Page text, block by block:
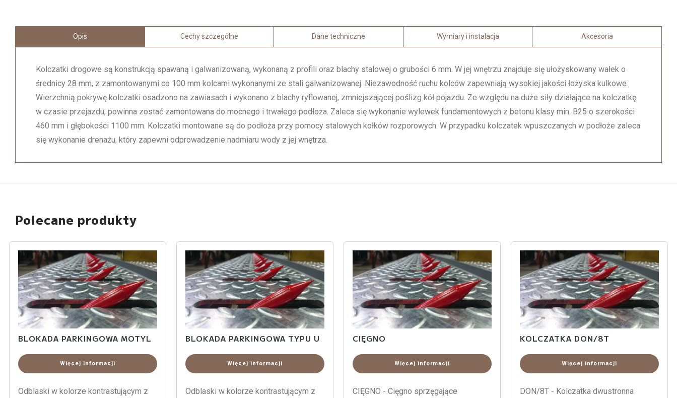
Opis Cechy szczególne Dane techniczne Wymiary i instalacja Akcesoria
Kolczatki drogowe są konstrukcją spawaną i galwanizowaną, wykonaną z profili oraz blachy stalowej o grubości 6 mm. W jej wnętrzu znajduje się ułożyskowany wałek o
średnicy 28 mm, z zamontowanymi co 100 mm kolcami wykonanymi ze stali galwanizowanej. Niezawodność ruchu kolców zapewniają wysokiej jakości łożyska kulkowe.
Wierzchnią pokrywę kolczatki osadzono na zawiasach i wykonano z blachy ryflowanej, zmniejszającej poślizg kół pojazdu. Ze względu na duże siły działające na kolczatkę
w czasie przejazdu, powinna zostać zamontowana do mocnego i trwałego podłoża. Zaleca się wykonanie wylewek fundamentowych z betonu klasy min. B25 o szerokości
460 mm i głębokości 1100 mm. Kolczatki montowane są do podłoża przy pomocy stalowych kołków rozporowych. W przypadku kolczatek wpuszczanych w podłoże zaleca
się wykonanie drenażu, który zapewni odprowadzenie nadmiaru wody z jej wnętrza.
Polecane produkty
BLOKADA PARKINGOWA MOTYL
Więcej informacji
Odblaski w kolorze kontrastującym z
BLOKADA PARKINGOWA TYPU U
Więcej informacji
Odblaski w kolorze kontrastującym z
CIĘGNO
Więcej informacji
CIĘGNO - Cięgno sprzęgające
KOLCZATKA DON/8T
Więcej informacji
DON/8T - Kolczatka dwustronna